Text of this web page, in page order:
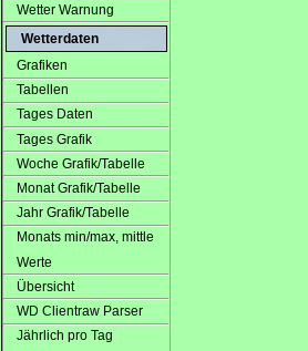
Wetter Warnung
Wetterdaten
Grafiken
Tabellen
Tages Daten
Tages Grafik
Woche Grafik/Tabelle
Monat Grafik/Tabelle
Jahr Grafik/Tabelle
Monats min/max, mittle
Werte
Übersicht
WD Clientraw Parser
Jährlich pro Tag